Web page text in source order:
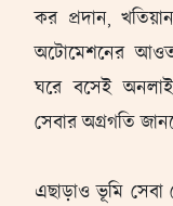
কর প্রদান,
অটোমেশনের
ঘরে বসেই
সেবার অগ্রগতি
এছাড়াও ভূমি